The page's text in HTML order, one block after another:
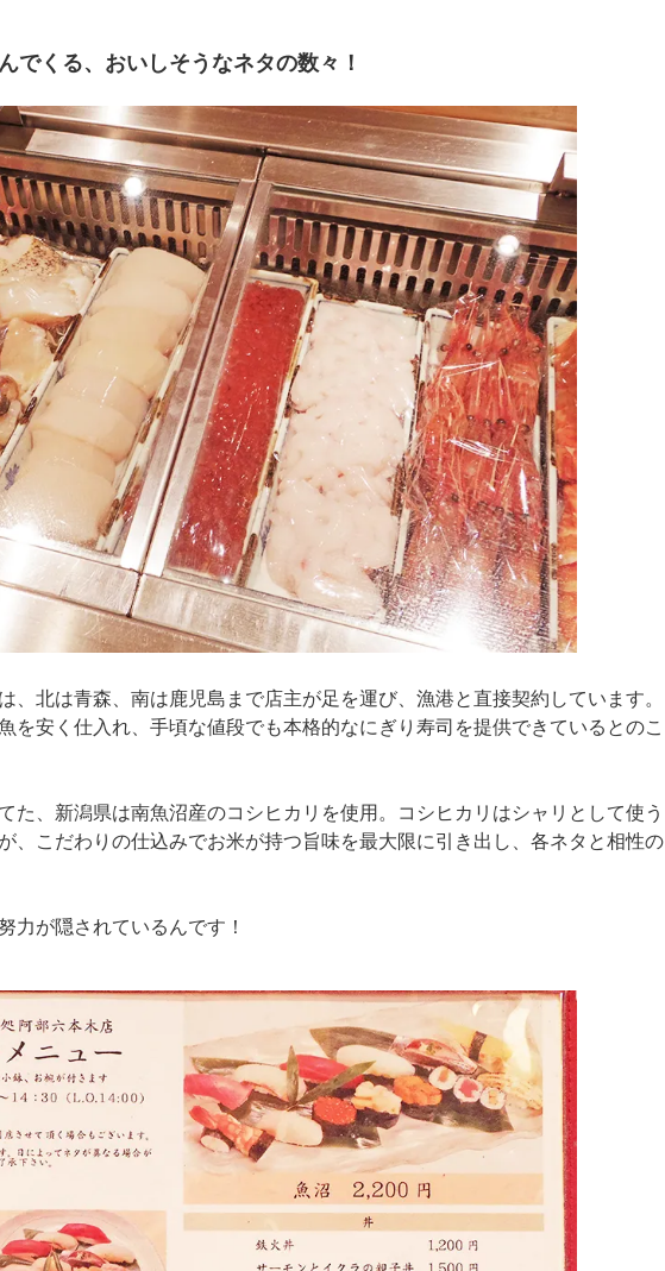
でくる、おいしそうなネタの数々！
、北は青森、南は鹿児島まで店主が足を運び、漁港と直接契約しています。
を安く仕入れ、手頃な値段でも本格的なにぎり寿司を提供できているとのこ
た、新潟県は南魚沼産のコシヒカリを使用。コシヒカリはシャリとして使う
、こだわりの仕込みでお米が持つ旨味を最大限に引き出し、各ネタと相性の
力が隠されているんです！